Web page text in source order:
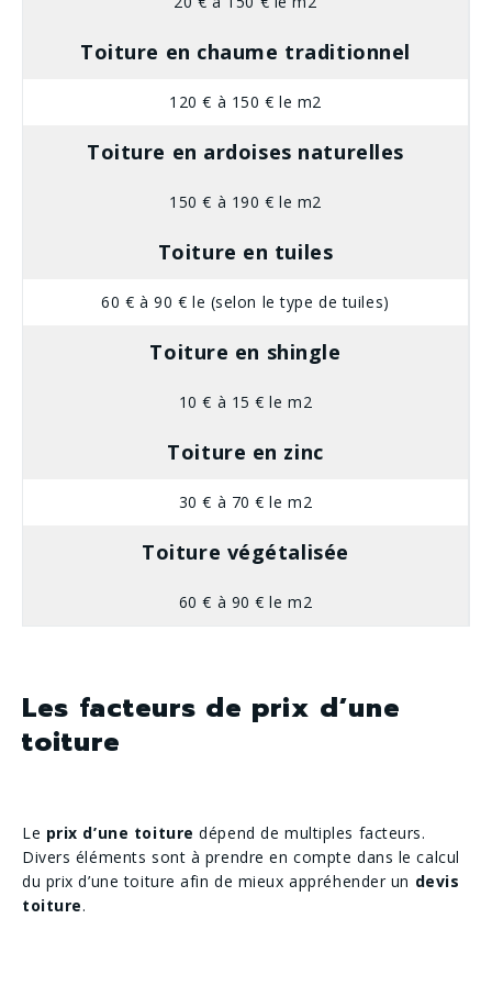
Toiture en chaume traditionnel
120 € à 150 € le m2
Toiture en ardoises naturelles
150 € à 190 € le m2
Toiture en tuiles
60 € à 90 € le (selon le type de tuiles)
Toiture en shingle
10 € à 15 € le m2
Toiture en zinc
30 € à 70 € le m2
Toiture végétalisée
60 € à 90 € le m2
Les facteurs de prix d’une
toiture
Le prix d’une toiture dépend de multiples facteurs.
Divers éléments sont à prendre en compte dans le calcul
du prix d’une toiture afin de mieux appréhender un devis
toiture.